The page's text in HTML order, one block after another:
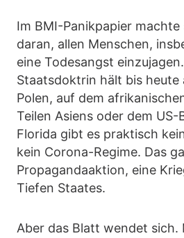
Im BMI-Panikpapier
daran, allen Menschen,
eine Todesangst
Staatsdoktrin hält bis heute
Polen, auf dem
Teilen Asiens oder dem US-
Florida gibt es praktisch
kein Corona-Regime. Das
Propagandaaktion, eine
Tiefen Staates.
Aber das Blatt wendet sich.